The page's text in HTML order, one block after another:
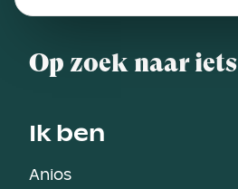
Op zoek naar
Ik ben
Anios